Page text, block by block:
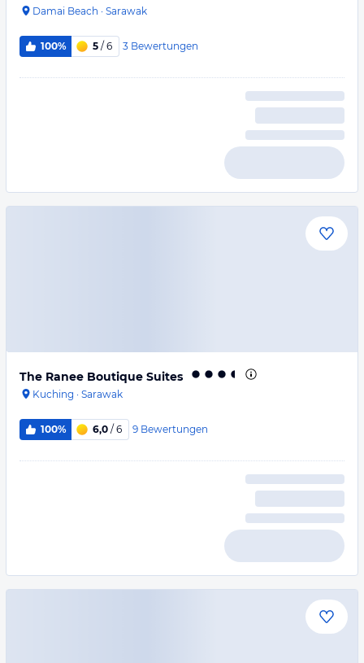
Damai Beach · Sarawak
100% 5 / 6 3 Bewertungen
The Ranee Boutique Suites
Kuching · Sarawak
100% 6,0 / 6 9 Bewertungen